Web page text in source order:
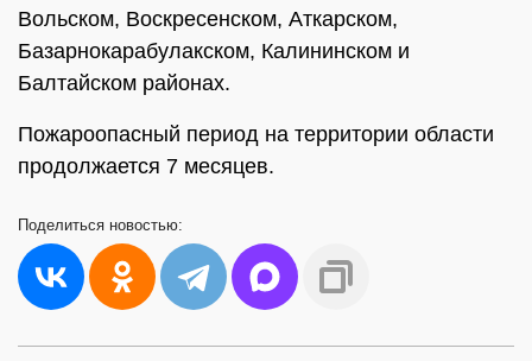
Вольском, Воскресенском, Аткарском,
Базарнокарабулакском, Калининском и
Балтайском районах.
Пожароопасный период на территории области
продолжается 7 месяцев.
Поделиться новостью: